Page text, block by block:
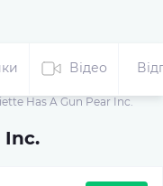
Has A Gun Pear Inc.
Inc.
Відео